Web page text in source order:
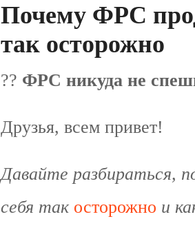
Почему ФРС
так осторожно
?? ФРС никуда не
Друзья, всем привет!
Давайте разбираться,
себя так осторожно и